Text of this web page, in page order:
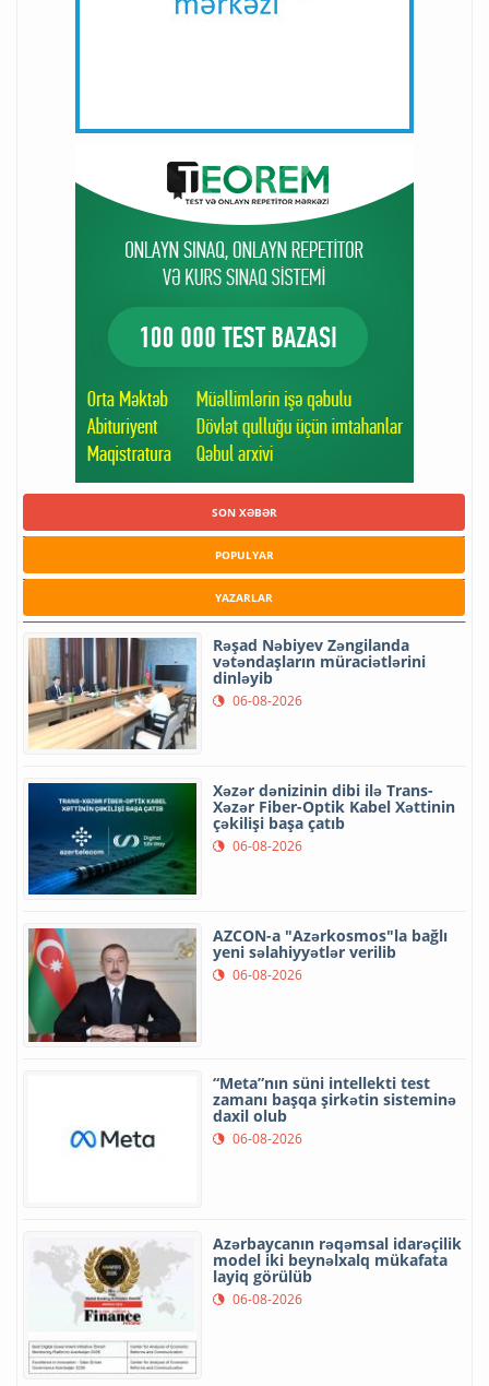
SON XƏBƏR
POPULYAR
YAZARLAR
Rəşad Nəbiyev Zəngilanda
vətəndaşların müraciətlərini
dinləyib
06-08-2026
Xəzər dənizinin dibi ilə Trans-
Xəzər Fiber-Optik Kabel Xəttinin
çəkilişi başa çatıb
06-08-2026
AZCON-a "Azərkosmos"la bağlı
yeni səlahiyyətlər verilib
06-08-2026
“Meta”nın süni intellekti test
zamanı başqa şirkətin sisteminə
daxil olub
06-08-2026
Azərbaycanın rəqəmsal idarəçilik
model iki beynəlxalq mükafata
layiq görülüb
06-08-2026